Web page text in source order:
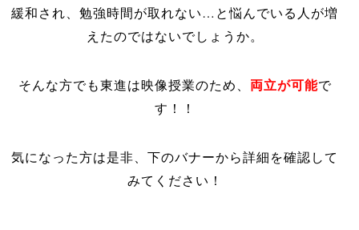
緩和され、勉強時間が取れない…と悩んでいる人が増
えたのではないでしょうか。
そんな方でも東進は映像授業のため、 両立が可能で
す！！
気になった方は是非、下のバナーから詳細を確認して
みてください！